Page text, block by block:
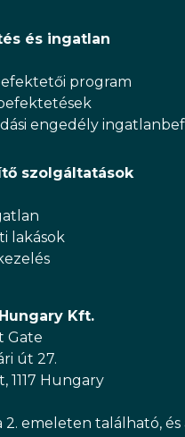
és ingatlan
program
engedély
szolgáltatások
lakások
Kft.
Gate
út 27.
1117 Hungary
2. emeleten található, és